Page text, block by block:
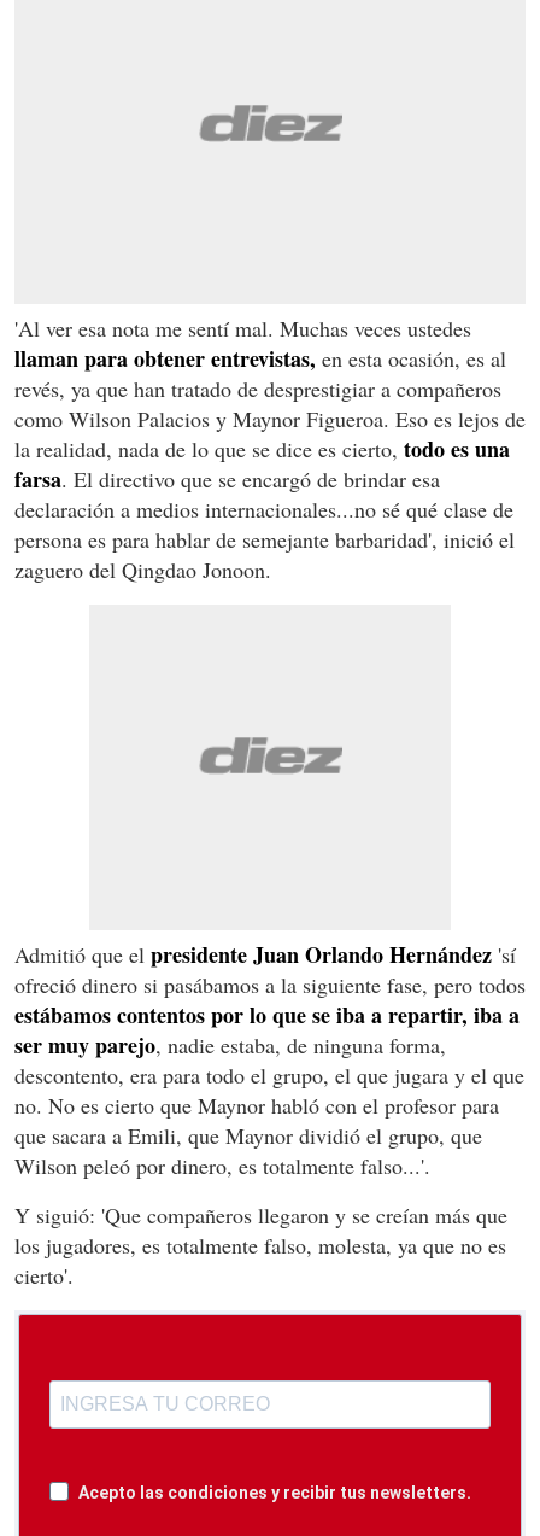
'Al ver esa nota me sentí mal. Muchas veces ustedes
llaman para obtener entrevistas, en esta ocasión, es al
revés, ya que han tratado de desprestigiar a compañeros
como Wilson Palacios y Maynor Figueroa. Eso es lejos de
la realidad, nada de lo que se dice es cierto, todo es una
farsa. El directivo que se encargó de brindar esa
declaración a medios internacionales...no sé qué clase de
persona es para hablar de semejante barbaridad', inició el
zaguero del Qingdao Jonoon.
Admitió que el presidente Juan Orlando Hernández 'sí
ofreció dinero si pasábamos a la siguiente fase, pero todos
estábamos contentos por lo que se iba a repartir, iba a
ser muy parejo, nadie estaba, de ninguna forma,
descontento, era para todo el grupo, el que jugara y el que
no. No es cierto que Maynor habló con el profesor para
que sacara a Emili, que Maynor dividió el grupo, que
Wilson peleó por dinero, es totalmente falso...'.
Y siguió: 'Que compañeros llegaron y se creían más que
los jugadores, es totalmente falso, molesta, ya que no es
cierto'.
Acepto las condiciones y recibir tus newsletters.